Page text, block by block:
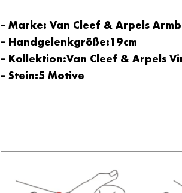
– Marke: Van Cleef & Arpels
– Handgelenkgröße:19cm
– Kollektion:Van Cleef & Arpels
– Stein:5 Motive